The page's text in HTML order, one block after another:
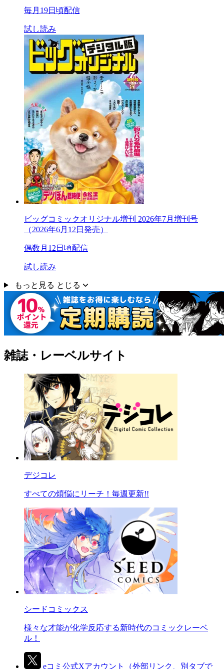
毎月19日頃配信
試し読み
ビッグコミックオリジナル増刊 2026年7月増刊号
（2026年6月12日発売）
偶数月12日頃配信
試し読み
もっと見る とじる
雑誌・レーベルサイト
デジコレ
すべての煩悩にリーチ！毎週更新!!
シードコミックス
様々な才能が化学反応する新時代のコミックレーベ
ル！
eコミ公式Xアカウント
（外部リンク、別タブで